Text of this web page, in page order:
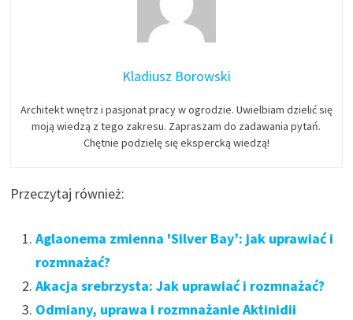
Kladiusz Borowski
Architekt wnętrz i pasjonat pracy w ogrodzie. Uwielbiam dzielić się
moją wiedzą z tego zakresu. Zapraszam do zadawania pytań.
Chętnie podzielę się ekspercką wiedzą!
Przeczytaj również:
Aglaonema zmienna 'Silver Bay’: jak uprawiać i
rozmnażać?
Akacja srebrzysta: Jak uprawiać i rozmnażać?
Odmiany, uprawa i rozmnażanie Aktinidii